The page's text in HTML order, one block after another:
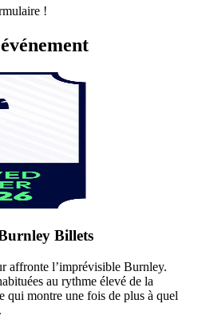
!
Billets
affronte l’imprévisible Burnley.
au rythme élevé de la
qui montre une fois de plus à quel